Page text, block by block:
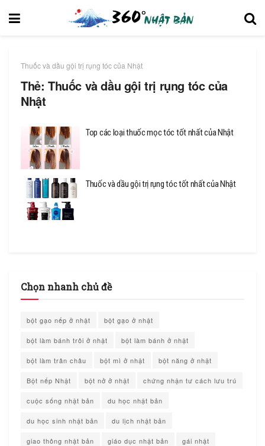
Thuốc và dầu gội trị rụng tóc của Nhật
Thẻ: Thuốc và dầu gội trị rụng tóc của
Nhật
Top các loại thuốc mọc tóc tốt nhất của Nhật
Thuốc và dầu gội trị rụng tóc tốt nhất của Nhật
Chọn nhanh chủ đề
bột gạo nếp ở nhật bột gạo ở nhật
bột làm bánh trôi ở nhật bột làm bánh ở nhật
bột làm trân châu bột mì ở nhật bột năng ở nhật
Bột nếp Nhật bột nở ở nhật chứng nhận tư cách lưu trú
cuộc sống nhật bản du học nhật bản
du học sinh nhật bản du lịch nhật bản
giao thông nhật bản giáo dục nhật bản gái nhật